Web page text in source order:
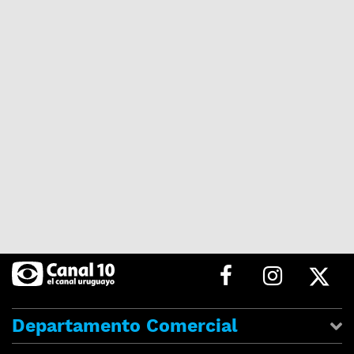
Departamento Comercial